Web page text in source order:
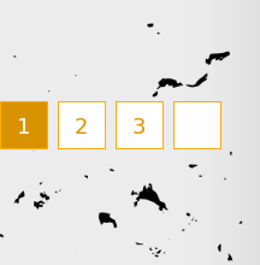
1 2 3